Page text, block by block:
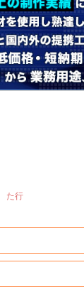
た行